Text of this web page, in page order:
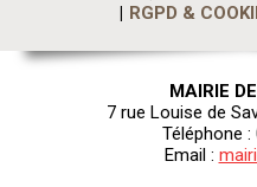
RGPD &
MAIRIE
7 rue Louise de
Téléphone :
Email :